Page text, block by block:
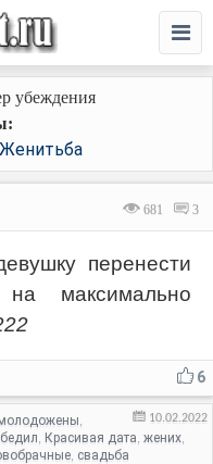
убеждения
Женитьба
681 3
перенести
максимально
6
10.02.2022
,
, Красивая дата, жених,
, свадьба